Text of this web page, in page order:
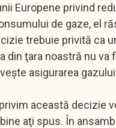
Europene privind
de gaze, el
trebuie privită ca
din ţara noastră nu va
asigurarea
această decizie
aţi spus. În